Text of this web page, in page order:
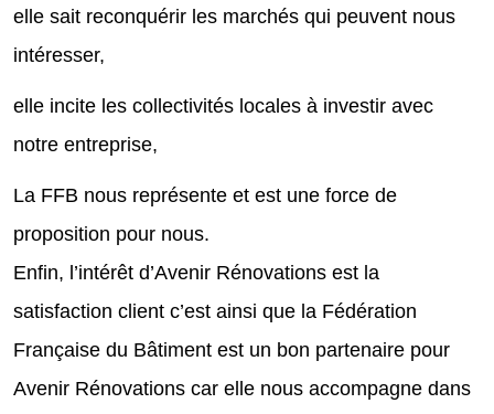
elle sait reconquérir les marchés qui peuvent nous
intéresser,
elle incite les collectivités locales à investir avec
notre entreprise,
La FFB nous représente et est une force de
proposition pour nous.
Enfin, l’intérêt d’Avenir Rénovations est la
satisfaction client c’est ainsi que la Fédération
Française du Bâtiment est un bon partenaire pour
Avenir Rénovations car elle nous accompagne dans